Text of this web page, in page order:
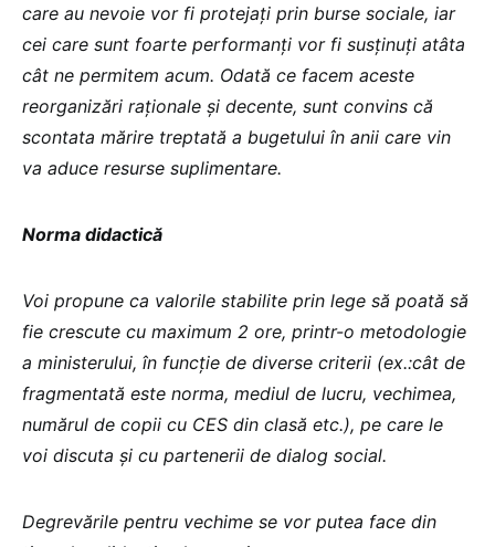
care au nevoie vor fi protejați prin burse sociale, iar
cei care sunt foarte performanți vor fi susținuți atâta
cât ne permitem acum. Odată ce facem aceste
reorganizări raționale și decente, sunt convins că
scontata mărire treptată a bugetului în anii care vin
va aduce resurse suplimentare.
Norma didactică
Voi propune ca valorile stabilite prin lege să poată să
fie crescute cu maximum 2 ore, printr-o metodologie
a ministerului, în funcție de diverse criterii (ex.:cât de
fragmentată este norma, mediul de lucru, vechimea,
numărul de copii cu CES din clasă etc.), pe care le
voi discuta și cu partenerii de dialog social.
Degrevările pentru vechime se vor putea face din